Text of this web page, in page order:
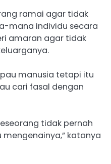
ramai agar tidak
mana individu secara
amaran agar tidak
manusia tetapi itu
cari fasal dengan
tidak pernah
katanya